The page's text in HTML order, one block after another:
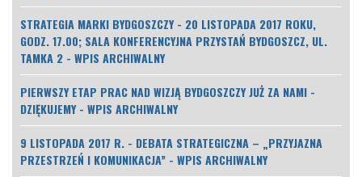
STRATEGIA MARKI BYDGOSZCZY - 20 LISTOPADA 2017 ROKU,
GODZ. 17.00; SALA KONFERENCYJNA PRZYSTAŃ BYDGOSZCZ, UL.
TAMKA 2 - WPIS ARCHIWALNY
PIERWSZY ETAP PRAC NAD WIZJĄ BYDGOSZCZY JUŻ ZA NAMI -
DZIĘKUJEMY - WPIS ARCHIWALNY
9 LISTOPADA 2017 R. - DEBATA STRATEGICZNA – „PRZYJAZNA
PRZESTRZEŃ I KOMUNIKACJA” - WPIS ARCHIWALNY